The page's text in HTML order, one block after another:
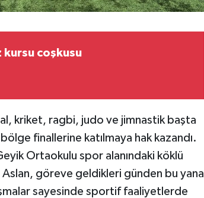
coşkusu
kriket, ragbi, judo ve jimnastik başta
finallerine katılmaya hak kazandı.
Ortaokulu spor alanındaki köklü
göreve geldikleri günden bu yana
sayesinde sportif faaliyetlerde